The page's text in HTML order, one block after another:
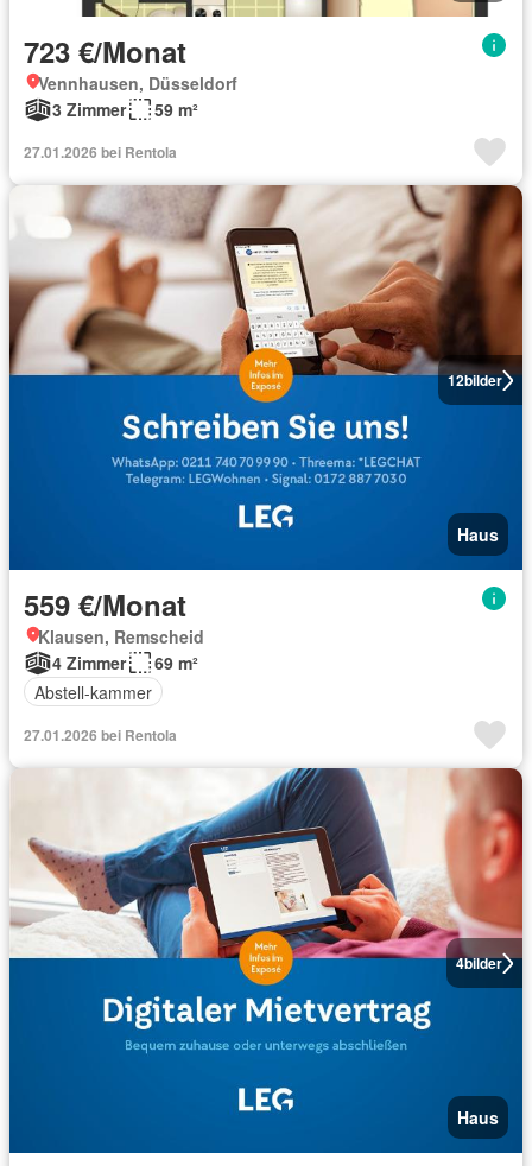
723 €/Monat
Vennhausen, Düsseldorf
3 Zimmer
59 m²
27.01.2026 bei Rentola
12bilder
Haus
559 €/Monat
Klausen, Remscheid
4 Zimmer
69 m²
Abstell-kammer
27.01.2026 bei Rentola
4bilder
Haus